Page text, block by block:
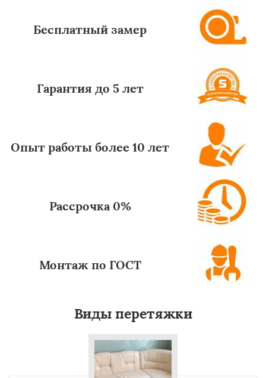
Бесплатный замер
Гарантия до 5 лет
Опыт работы более 10 лет
Рассрочка 0%
Монтаж по ГОСТ
Виды перетяжки